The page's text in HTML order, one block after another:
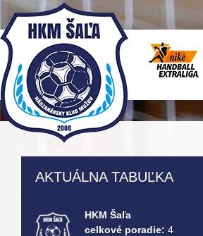
AKTUÁLNA TABUĽKA
HKM Šaľa
celkové poradie: 4